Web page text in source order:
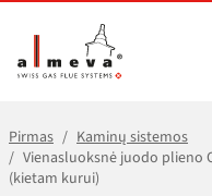
Pirmas
Kaminų sistemos
Vienasluoksnė juodo plieno
(kietam kurui)